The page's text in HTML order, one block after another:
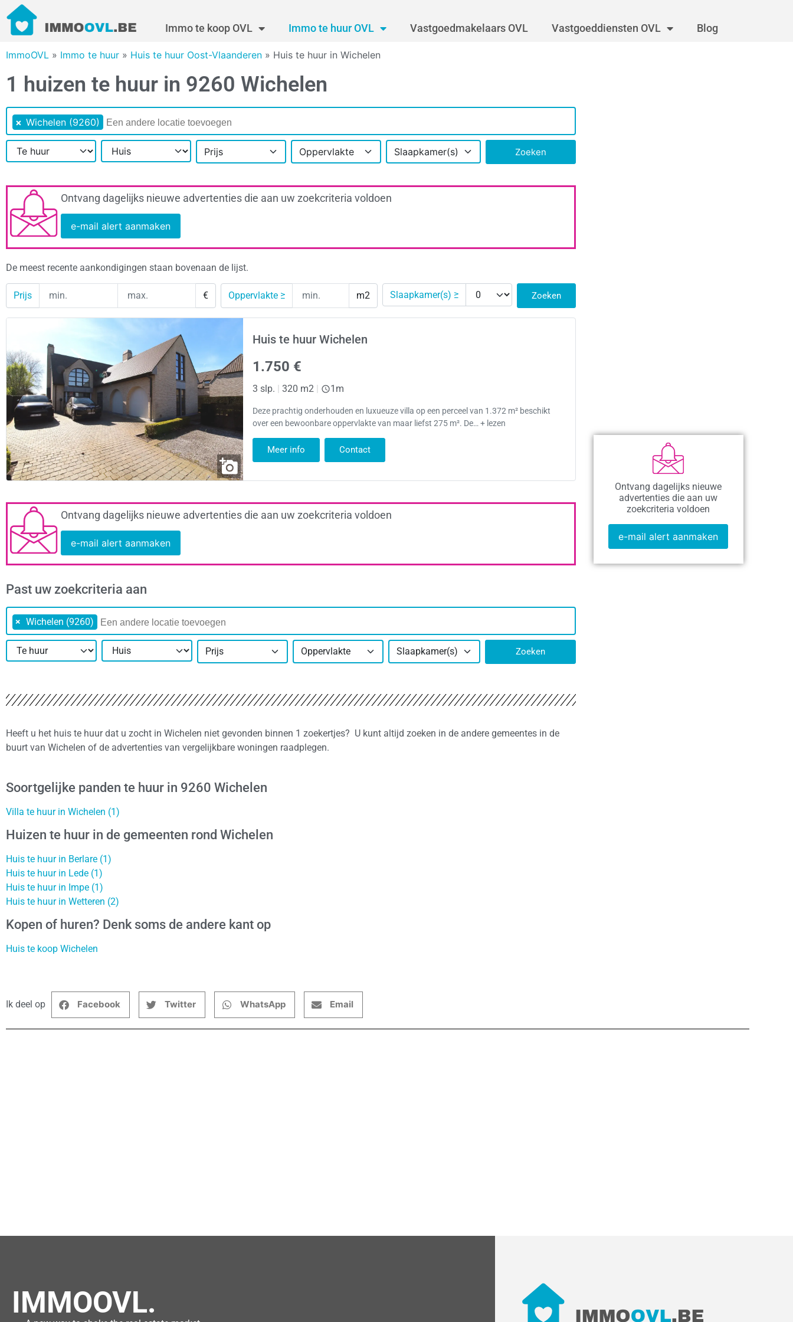
Immo te koop OVL Immo te huur OVL Vastgoedmakelaars OVL Vastgoeddiensten OVL Blog
ImmoOVL » Immo te huur » Huis te huur Oost-Vlaanderen » Huis te huur in Wichelen
1 huizen te huur in 9260 Wichelen
× Wichelen (9260)
Prijs Oppervlakte Slaapkamer(s) Zoeken
Ontvang dagelijks nieuwe advertenties die aan uw zoekcriteria voldoen
e-mail alert aanmaken
De meest recente aankondigingen staan bovenaan de lijst.
Prijs € Oppervlakte ≥ m2 Slaapkamer(s) ≥ Zoeken
Huis te huur Wichelen
1.750 €
3 slp. 320 m2 1m
Deze prachtig onderhouden en luxueuze villa op een perceel van 1.372 m² beschikt
over een bewoonbare oppervlakte van maar liefst 275 m². De… + lezen
Meer info Contact
Ontvang dagelijks nieuwe advertenties die aan uw zoekcriteria voldoen
e-mail alert aanmaken
Past uw zoekcriteria aan
× Wichelen (9260)
Prijs Oppervlakte Slaapkamer(s) Zoeken
Heeft u het huis te huur dat u zocht in Wichelen niet gevonden binnen 1 zoekertjes? U kunt altijd zoeken in de andere gemeentes in de
buurt van Wichelen of de advertenties van vergelijkbare woningen raadplegen.
Soortgelijke panden te huur in 9260 Wichelen
Villa te huur in Wichelen (1)
Huizen te huur in de gemeenten rond Wichelen
Huis te huur in Berlare (1)
Huis te huur in Lede (1)
Huis te huur in Impe (1)
Huis te huur in Wetteren (2)
Kopen of huren? Denk soms de andere kant op
Huis te koop Wichelen
Ontvang dagelijks nieuwe
advertenties die aan uw
zoekcriteria voldoen
e-mail alert aanmaken
Ik deel op Facebook Twitter WhatsApp Email
IMMOOVL.